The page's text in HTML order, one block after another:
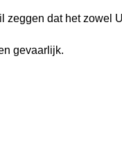
dat het zowel
gevaarlijk.